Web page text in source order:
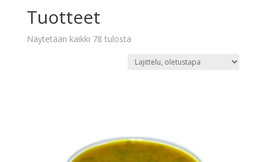
Tuotteet
Näytetään kaikki 78 tulosta